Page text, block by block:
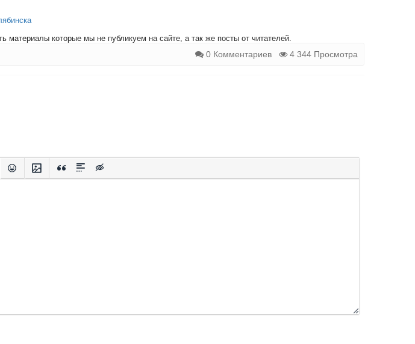
материалы которые мы не публикуем на сайте, а так же посты от читателей.
0 Комментариев 4 344 Просмотра